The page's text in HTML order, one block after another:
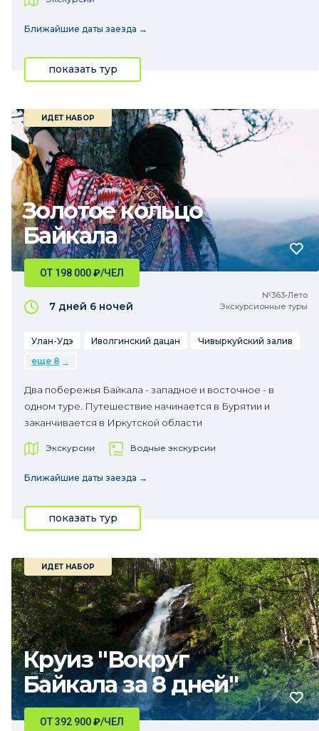
Ближайшие даты заезда →
показать тур
Золотое кольцо
Байкала
ИДЕТ НАБОР
№363•Лето
Экскурсионные туры
ОТ 198 000₽/ЧЕЛ
7 дней 6 ночей
Улан-Удэ Иволгинский дацан
Чивыркуйский залив
еще 8
Два побережья Байкала - западное и восточное - в
одном туре. Путешествие начинается в Бурятии и
заканчивается в Иркутской области
Экскурсии Водные экскурсии
Ближайшие даты заезда →
показать тур
Круиз "Вокруг
Байкала за 8 дней"
ИДЕТ НАБОР
ОТ 392 900₽/ЧЕЛ